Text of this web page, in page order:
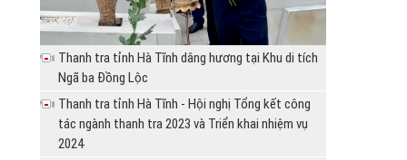
quyết định giải quyết khiếu...
Chủ tịch UBND huyện Can Lộc ban hành
Quyết định giải quyết khiếu...
số cơ sở nhà, đất dôi...
Thông báo Kết luận thanh tra chuyên đề cơ
sở nhà, đất dôi dư sau...
Thông báo Kết luận thanh tra chuyên đề một
số cơ sở nhà, đất dôi...
Thông báo Kết luận thanh tra chuyên đề một
số cơ sở nhà, đất dôi...
chức, cá nhân vi...
Uỷ ban nhân dân huyện Can Lộc tổ chức đối
thoại với các hộ dân, ở...
huyện Hương Sơn giải quyết...
Ủy ban nhân dân huyện Nghi Xuân có Văn bản
Thanh tra tỉnh Hà Tĩnh dâng hương tại Khu di tích
Ngã ba Đồng Lộc
Thanh tra tỉnh Hà Tĩnh - Hội nghị Tổng kết công
tác ngành thanh tra 2023 và Triển khai nhiệm vụ
2024